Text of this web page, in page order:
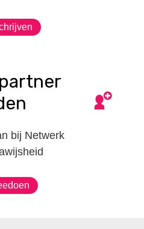
bij Netwerk